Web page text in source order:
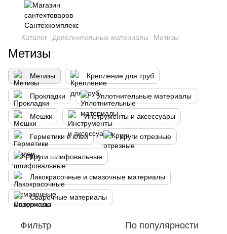
Каталог Дополнительные материалы Метизы
Метизы
Метизы Крепление для труб
Прокладки Уплотнительные материалы
Мешки Инструменты и аксессуары
Герметики и клеи Круги отрезные
Круги шлифовальные
Лакокрасочные и смазочные материалы
Сварочные материалы
Фильтр По популярности